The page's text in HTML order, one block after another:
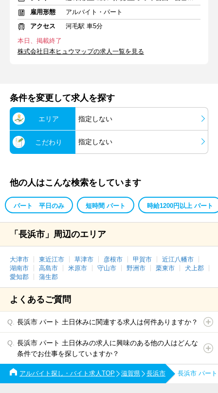
雇用形態
アルバイト・パート
アクセス
河毛駅 車5分
本日、掲載終了
株式会社日本ヒュウマップの求人一覧を見る
条件を変更して求人を探す
エリア 指定しない
こだわり 指定しない
他の人はこんな検索をしています
パート 平日のみ 短時間 パート 時給1200円以上 パート
「長浜市」周辺のエリア
大津市 東近江市 草津市 彦根市 甲賀市
近江八幡市
湖南市
高島市 米原市 守山市 野洲市 栗東市
犬上郡
愛知郡
蒲生郡
よくあるご質問
長浜市 パート 土日休みに関連する求人は何件ありますか？
長浜市 パート 土日休みの求人に興味のある他の人はどんな
条件でお仕事を探していますか？
アルバイト探し・バイト求人TOP 滋賀県 長浜市 長浜市 パー